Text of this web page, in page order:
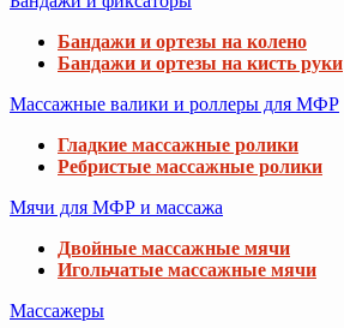
Бандажи и ортезы на колено
Бандажи и ортезы на кисть руки
Массажные валики и роллеры для МФР
Гладкие массажные ролики
Ребристые массажные ролики
Мячи для МФР и массажа
Двойные массажные мячи
Игольчатые массажные мячи
Массажеры